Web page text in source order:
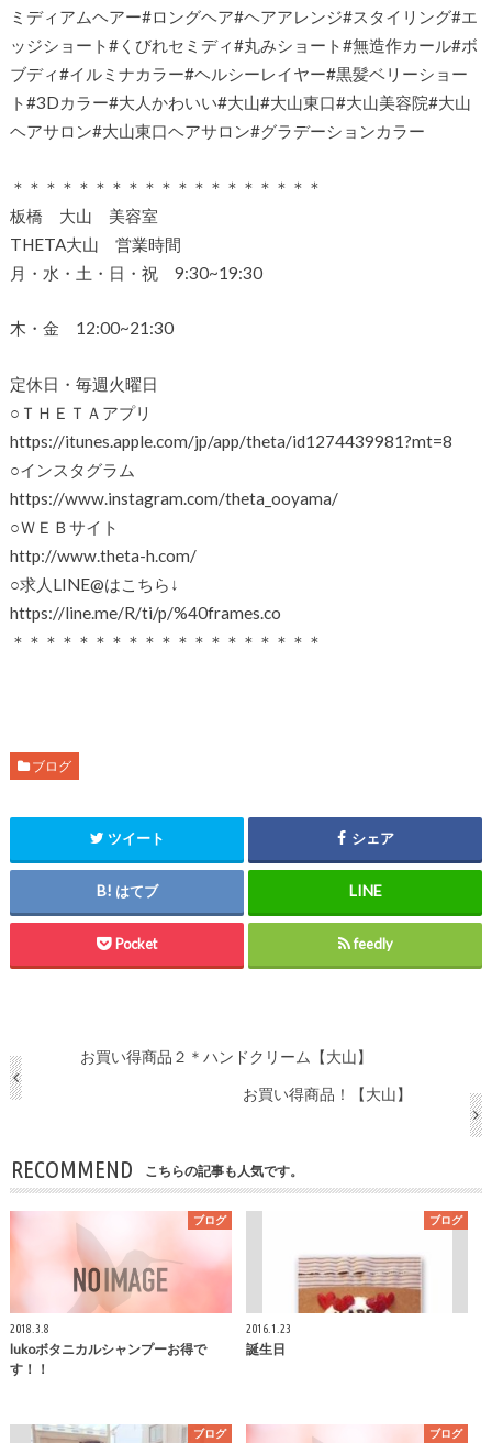
ミディアムヘアー#ロングヘア#ヘアアレンジ#スタイリング#エ
ッジショート#くびれセミディ#丸みショート#無造作カール#ボ
ブディ#イルミナカラー#ヘルシーレイヤー#黒髪ベリーショー
ト#3Dカラー#大人かわいい#大山#大山東口#大山美容院#大山
ヘアサロン#大山東口ヘアサロン#グラデーションカラー
＊＊＊＊＊＊＊＊＊＊＊＊＊＊＊＊＊＊＊
板橋 大山 美容室
THETA大山 営業時間
月・水・土・日・祝 9:30~19:30
木・金 12:00~21:30
定休日・毎週火曜日
○ＴＨＥＴＡアプリ
https://itunes.apple.com/jp/app/theta/id1274439981?mt=8
○インスタグラム
https://www.instagram.com/theta_ooyama/
○ＷＥＢサイト
http://www.theta-h.com/
○求人LINE@はこちら↓
https://line.me/R/ti/p/%40frames.co
＊＊＊＊＊＊＊＊＊＊＊＊＊＊＊＊＊＊＊
ブログ
ツイート シェア
はてブ
Pocket feedly
お買い得商品２＊ハンドクリーム【大山】
お買い得商品！【大山】
RECOMMEND こちらの記事も人気です。
ブログ
2018.3.8
lukoボタニカルシャンプーお得で
す！！
ブログ
2016.1.23
誕生日
ブログ ブログ